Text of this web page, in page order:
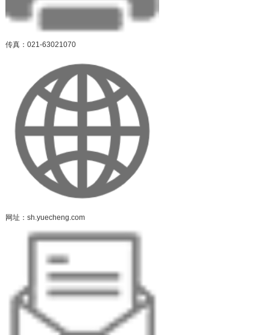
传真：021-63021070
网址：sh.yuecheng.com